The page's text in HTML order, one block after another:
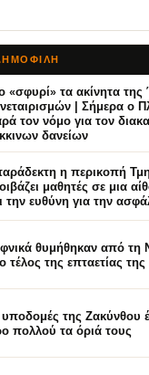
«σφυρί» τα ακίνητα
| Σήμερα ο
τον νόμο για τον
δανείων
η περικοπή
μαθητές σε μια
την ευθύνη για την
θυμήθηκαν από τη
τέλος της επταετίας
της Ζακύνθου
πολλού τα όριά τους